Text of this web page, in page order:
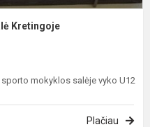
Kretingoje
mokyklos salėje vyko U12
Plačiau